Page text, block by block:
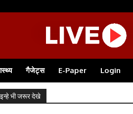
गैजेट्स E-Paper Login
इन्हे भी जरूर देखे